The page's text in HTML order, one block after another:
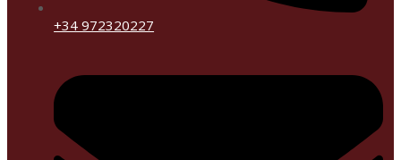
+34 972320227